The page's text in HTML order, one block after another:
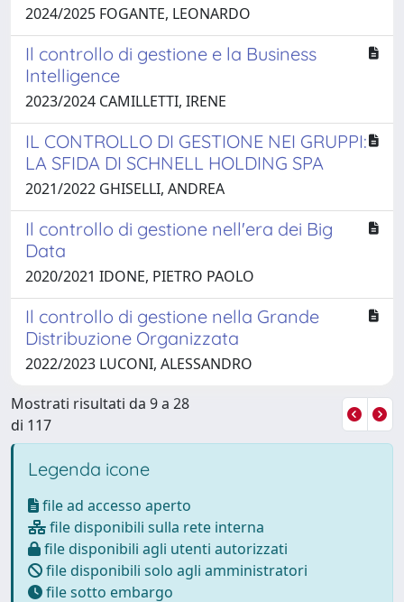
2024/2025 FOGANTE, LEONARDO
Il controllo di gestione e la Business
Intelligence
2023/2024 CAMILLETTI, IRENE
IL CONTROLLO DI GESTIONE NEI GRUPPI:
LA SFIDA DI SCHNELL HOLDING SPA
2021/2022 GHISELLI, ANDREA
Il controllo di gestione nell'era dei Big
Data
2020/2021 IDONE, PIETRO PAOLO
Il controllo di gestione nella Grande
Distribuzione Organizzata
2022/2023 LUCONI, ALESSANDRO
Mostrati risultati da 9 a 28
di 117
Legenda icone
file ad accesso aperto
file disponibili sulla rete interna
file disponibili agli utenti autorizzati
file disponibili solo agli amministratori
file sotto embargo